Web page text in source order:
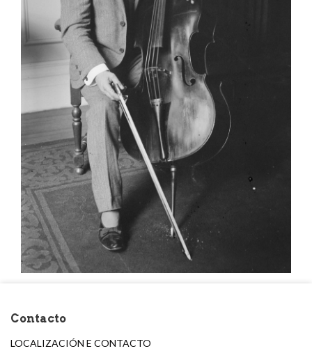
Contacto
LOCALIZACIÓN E CONTACTO